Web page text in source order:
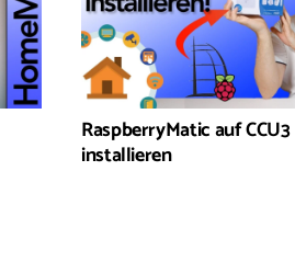
RaspberryMatic auf CCU3
installieren